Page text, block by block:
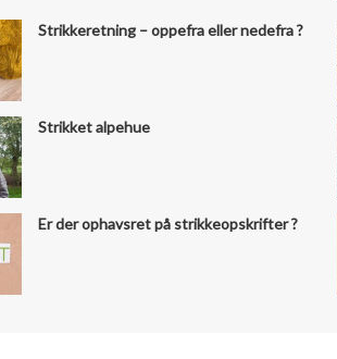
Strikkeretning – oppefra eller nedefra ?
Strikket alpehue
Er der ophavsret på strikkeopskrifter ?